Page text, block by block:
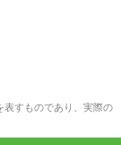
すものであり、実際の